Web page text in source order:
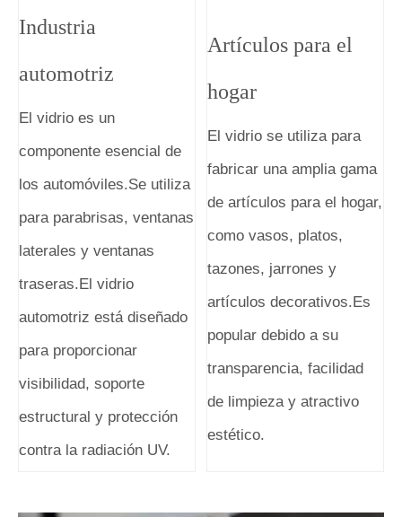
Industria
automotriz
El vidrio es un
componente esencial de
los automóviles.Se utiliza
para parabrisas, ventanas
laterales y ventanas
traseras.El vidrio
automotriz está diseñado
para proporcionar
visibilidad, soporte
estructural y protección
contra la radiación UV.
Artículos para el
hogar
El vidrio se utiliza para
fabricar una amplia gama
de artículos para el hogar,
como vasos, platos,
tazones, jarrones y
artículos decorativos.Es
popular debido a su
transparencia, facilidad
de limpieza y atractivo
estético.